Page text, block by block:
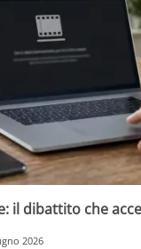
il dibattito che
2026